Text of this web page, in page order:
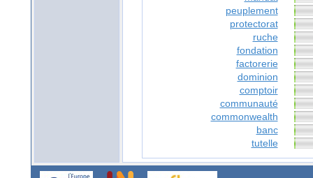
peuplement
protectorat
ruche
fondation
factorerie
dominion
comptoir
communauté
commonwealth
banc
tutelle